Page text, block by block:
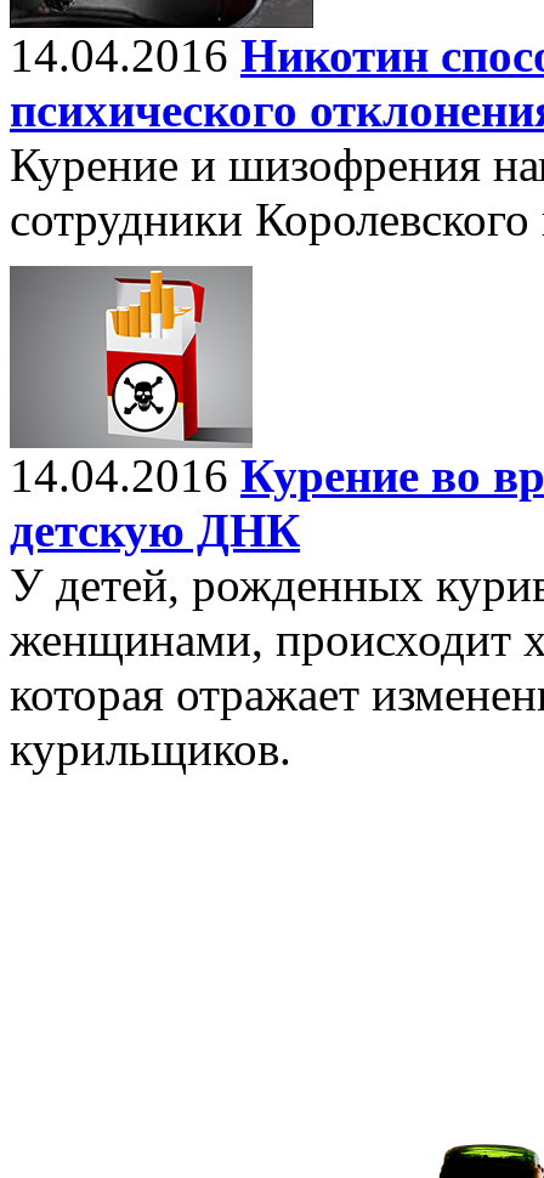
14.04.2016 Никотин
психического
Курение и шизофрения
сотрудники
14.04.2016 Курение во
детскую ДНК
У детей, рожденных
женщинами, происходит
которая отражает
курильщиков.